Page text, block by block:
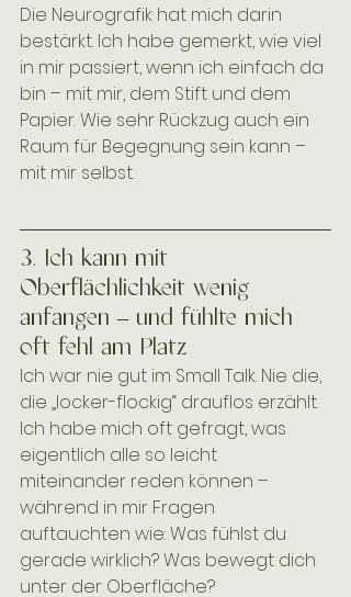
Die Neurografik hat mich darin
bestärkt. Ich habe gemerkt, wie viel
in mir passiert, wenn ich einfach da
bin – mit mir, dem Stift und dem
Papier. Wie sehr Rückzug auch ein
Raum für Begegnung sein kann –
mit mir selbst.
3. Ich kann mit
Oberflächlichkeit wenig
anfangen – und fühlte mich
oft fehl am Platz
Ich war nie gut im Small Talk. Nie die,
die „locker-flockig“ drauflos erzählt.
Ich habe mich oft gefragt, was
eigentlich alle so leicht
miteinander reden können –
während in mir Fragen
auftauchten wie: Was fühlst du
gerade wirklich? Was bewegt dich
unter der Oberfläche?